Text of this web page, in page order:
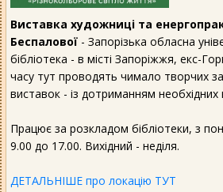
Виставка художниці та
Беспалової - Запорізька обласна
бібліотека - в місті Запоріжжя, екс-
часу тут проводять чимало творчих
виставок - із дотриманням
Працює за розкладом бібліотеки, з
9.00 до 17.00. Вихідний - неділя.
ДЕТАЛЬНІШЕ про локацію ТУТ